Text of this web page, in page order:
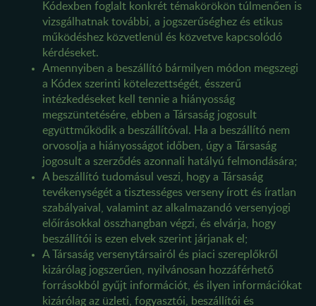
Kódexben foglalt konkrét témakörökön túlmenően is
vizsgálhatnak további, a jogszerűséghez és etikus
működéshez közvetlenül és közvetve kapcsolódó
kérdéseket.
Amennyiben a beszállító bármilyen módon megszegi
a Kódex szerinti kötelezettségét, ésszerű
intézkedéseket kell tennie a hiányosság
megszüntetésére, ebben a Társaság jogosult
együttműködik a beszállítóval. Ha a beszállító nem
orvosolja a hiányosságot időben, úgy a Társaság
jogosult a szerződés azonnali hatályú felmondására;
A beszállító tudomásul veszi, hogy a Társaság
tevékenységét a tisztességes verseny írott és íratlan
szabályaival, valamint az alkalmazandó versenyjogi
előírásokkal összhangban végzi, és elvárja, hogy
beszállítói is ezen elvek szerint járjanak el;
A Társaság versenytársairól és piaci szereplőkről
kizárólag jogszerűen, nyilvánosan hozzáférhető
forrásokból gyűjt információt, és ilyen információkat
kizárólag az üzleti, fogyasztói, beszállítói és